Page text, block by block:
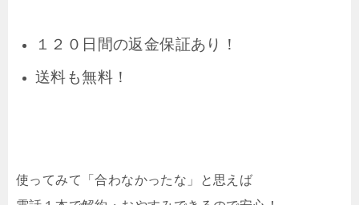
１２０日間の返金保証あり！
送料も無料！
使ってみて「合わなかったな」と思えば